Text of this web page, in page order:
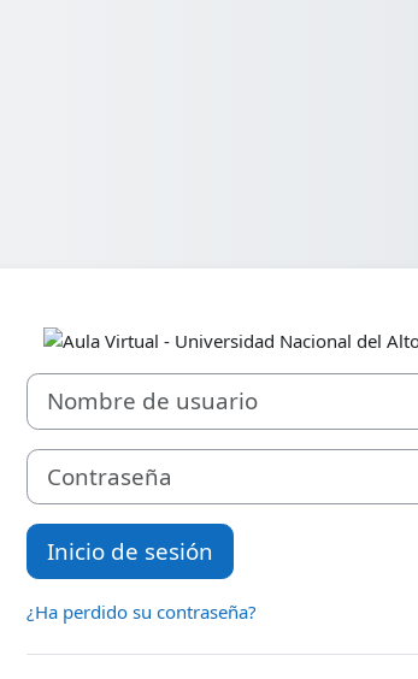
Iniciar
Nombre de usuario
Contraseña
Inicio de sesión
¿Ha perdido su contraseña?